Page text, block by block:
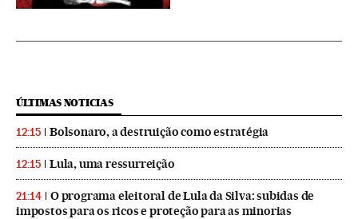
ÚLTIMAS NOTICIAS
12:15 Bolsonaro, a destruição como estratégia
12:15 Lula, uma ressurreição
21:14
O programa eleitoral de Lula da Silva: subidas de
impostos para os ricos e proteção para as minorias